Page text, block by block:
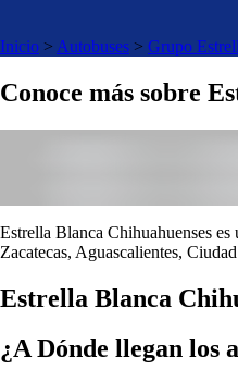
Inicio > Autobuses > Grupo
Conoce más sobre
Estrella Blanca Chihuahuenses
Zacatecas, Aguascalientes,
Estrella Blanca
¿A Dónde llegan los